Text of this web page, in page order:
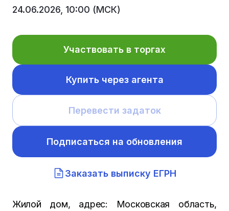
24.06.2026, 10:00 (МСК)
Участвовать в торгах
Купить через агента
Перевести задаток
Подписаться на обновления
Заказать выписку ЕГРН
Жилой дом, адрес: Московская область,